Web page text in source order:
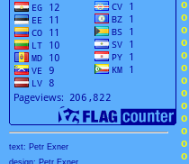
text: Petr Exner
o
o
o
o
o
o
o
o
o
o
o
o
o